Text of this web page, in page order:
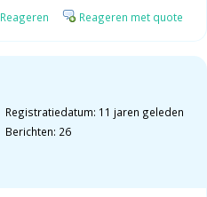
Reageren Reageren met quote
Registratiedatum: 11 jaren geleden
Berichten: 26